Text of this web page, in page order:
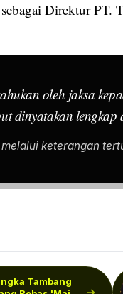
Direktur PT.
oleh jaksa
dinyatakan lengkap
keterangan
Tambang